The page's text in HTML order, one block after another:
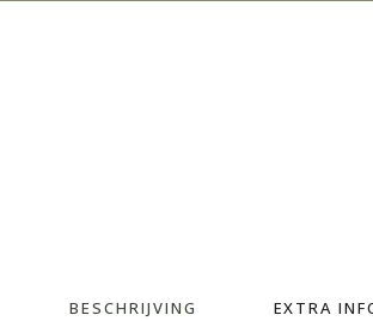
BESCHRIJVING EXTRA